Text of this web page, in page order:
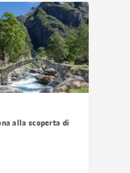
alla scoperta di